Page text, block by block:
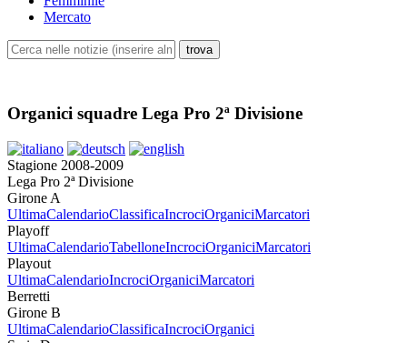
Mercato
Organici squadre Lega Pro 2ª Divisione
Stagione 2008-2009
Lega Pro 2ª Divisione
Girone A
UltimaCalendarioClassificaIncrociOrganiciMarcatori
Playoff
UltimaCalendarioTabelloneIncrociOrganiciMarcatori
Playout
UltimaCalendarioIncrociOrganiciMarcatori
Berretti
Girone B
UltimaCalendarioClassificaIncrociOrganici